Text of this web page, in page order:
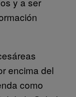
encima del
como